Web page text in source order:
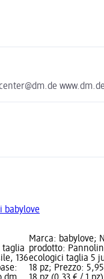
www.dm.de
babylove
taglia
136
Marca: babylove;
prodotto:
ecologici taglia 5
18 pz; Prezzo: